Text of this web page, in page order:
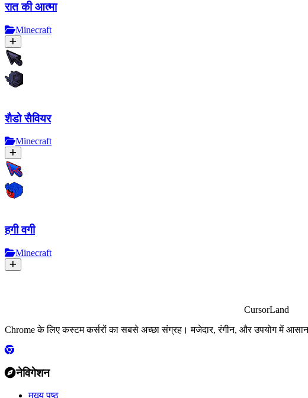
रात की आत्मा
Minecraft
शैडो सैवियर
Minecraft
हगी वगी
Minecraft
CursorLand
Chrome के लिए कस्टम कर्सरों का सबसे अच्छा संग्रह। मजेदार, रंगीन, और उपयोग में
नेविगेशन
मुख्य पृष्ठ